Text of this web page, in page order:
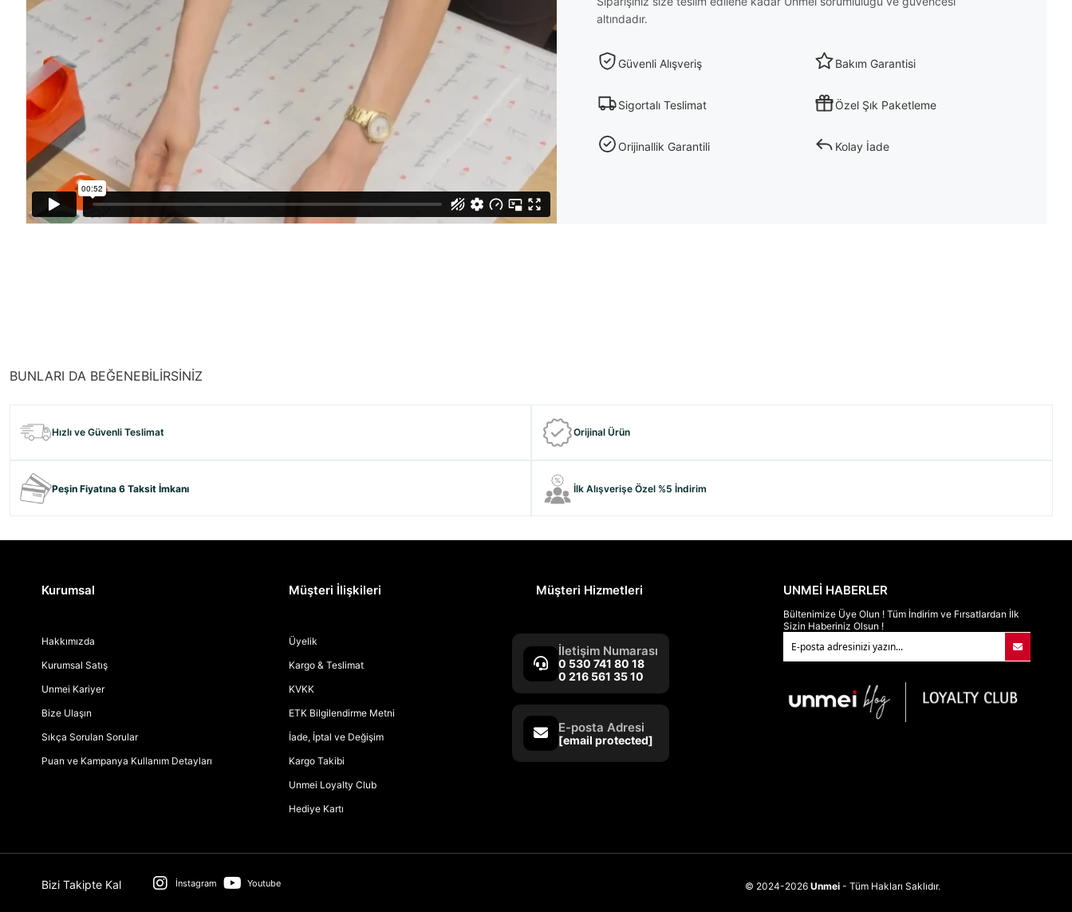
altındadır.
Güvenli Alışveriş Bakım Garantisi
Sigortalı Teslimat Özel Şık Paketleme
Orijinallik Garantili Kolay İade
BUNLARI DA BEĞENEBİLİRSİNİZ
Hızlı ve Güvenli Teslimat Orijinal Ürün
Peşin Fiyatına 6 Taksit İmkanı İlk Alışverişe Özel %5 İndirim
Kurumsal
Hakkımızda
Kurumsal Satış
Unmei Kariyer
Bize Ulaşın
Sıkça Sorulan Sorular
Puan ve Kampanya Kullanım Detayları
Müşteri İlişkileri
Üyelik
Kargo & Teslimat
KVKK
ETK Bilgilendirme Metni
İade, İptal ve Değişim
Kargo Takibi
Unmei Loyalty Club
Hediye Kartı
Müşteri Hizmetleri
İletişim Numarası
0 530 741 80 18
0 216 561 35 10
E-posta Adresi
[email protected]
UNMEİ HABERLER
Bültenimize Üye Olun ! Tüm İndirim ve Fırsatlardan İlk
Sizin Haberiniz Olsun !
Bizi Takipte Kal İnstagram Youtube © 2024-2026 Unmei- Tüm Hakları Saklıdır.